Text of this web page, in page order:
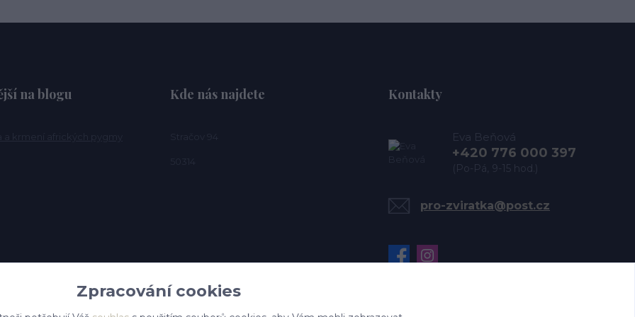
na blogu Kde nás najdete Kontakty
Eva Beňová
+420 776 000 397
(Po-Pá, 9-15 hod.)
pro-zviratka@post.cz
Zpracování cookies